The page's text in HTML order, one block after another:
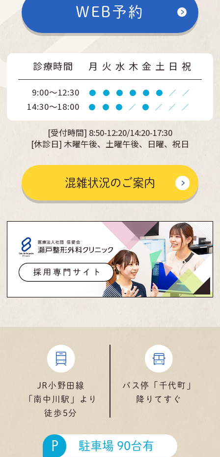
WEB予約
診療時間 月 火 水 木 金 土 日 祝
9:00～12:30 ● ● ● ● ● ● ／ ／
14:30～18:00 ● ● ● ／ ● ／ ／ ／
[受付時間] 8:50-12:20/14:20-17:30
[休診日] 木曜午後、土曜午後、日曜、祝日
混雑状況のご案内
JR小野田線
「南中川駅」より
徒歩5分
バス停「千代町」
降りてすぐ
P 駐車場 90台有